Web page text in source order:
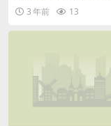
3 年前 13